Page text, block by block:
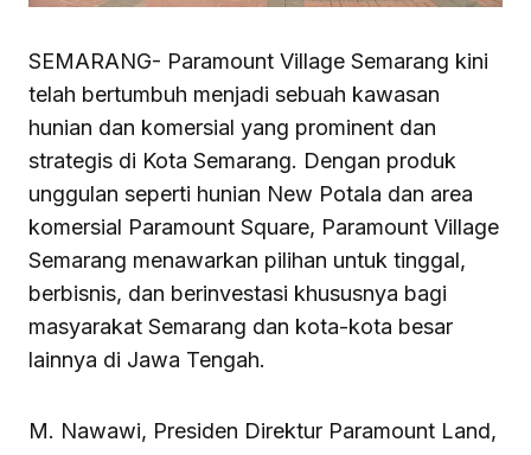
SEMARANG- Paramount Village Semarang kini
telah bertumbuh menjadi sebuah kawasan
hunian dan komersial yang prominent dan
strategis di Kota Semarang. Dengan produk
unggulan seperti hunian New Potala dan area
komersial Paramount Square, Paramount Village
Semarang menawarkan pilihan untuk tinggal,
berbisnis, dan berinvestasi khususnya bagi
masyarakat Semarang dan kota-kota besar
lainnya di Jawa Tengah.
M. Nawawi, Presiden Direktur Paramount Land,